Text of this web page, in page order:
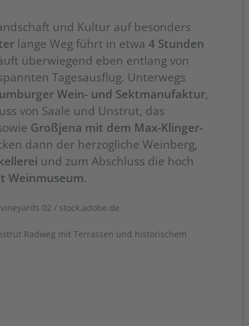
und Kultur auf besonders
lange Weg führt in etwa 4 Stunden
überwiegend eben entlang von
Tagesausflug. Unterwegs
Wein- und Sektmanufaktur,
von Saale und Unstrut, das
Großjena mit dem Max-Klinger-
dann der herzogliche Weinberg,
und zum Abschluss die hoch
Weinmuseum.
02 / stock.adobe.de
Radweg mit Terrassen und historischem